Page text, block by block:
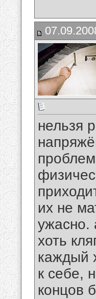
нельзя
их не
ужасно.
хоть
каждый
к себе,
концов